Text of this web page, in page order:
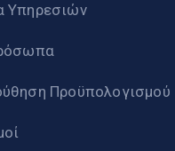
Υπηρεσιών
Προϋπολογισμού